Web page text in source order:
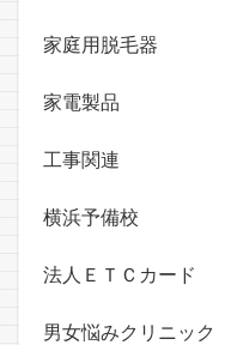
家庭用脱毛器
家電製品
工事関連
横浜予備校
法人ＥＴＣカード
男女悩みクリニック